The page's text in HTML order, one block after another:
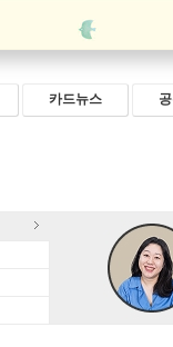
카드뉴스